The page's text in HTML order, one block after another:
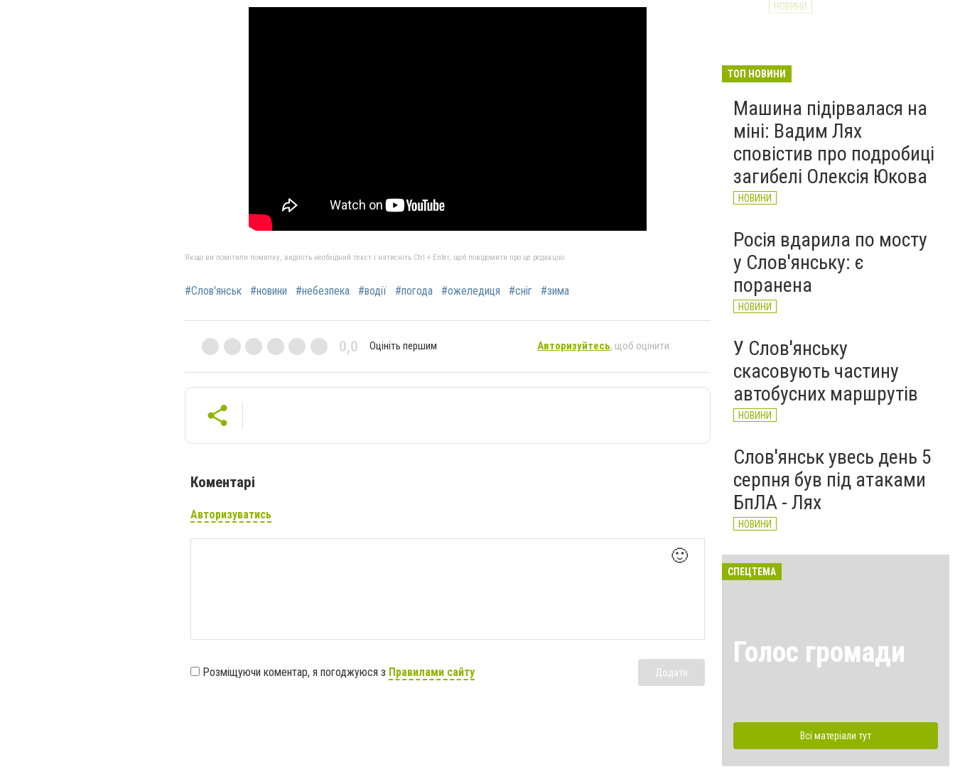
Якщо ви помітили помилку, виділіть необхідний текст і натисніть Ctrl + Enter, щоб повідомити про це редакцію
#Слов'янськ #новини #небезпека #водії #погода #ожеледиця #сніг #зима
0,0 Оцініть першим Авторизуйтесь, щоб оцінити
Коментарі
Авторизуватись
🙂
Розміщуючи коментар, я погоджуюся з Правилами сайту Додати
НОВИНИ
та найближчих напрямках
ТОП НОВИНИ
Машина підірвалася на
міні: Вадим Лях
сповістив про подробиці
загибелі Олексія Юкова
НОВИНИ
Росія вдарила по мосту
у Слов'янську: є
поранена
НОВИНИ
У Слов'янську
скасовують частину
автобусних маршрутів
НОВИНИ
Слов'янськ увесь день 5
серпня був під атаками
БпЛА - Лях
НОВИНИ
СПЕЦТЕМА
Голос громади
Всі матеріали тут